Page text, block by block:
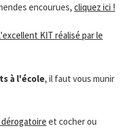
encourues, cliquez ici !
KIT réalisé par le
à l'école, il faut vous munir
et cocher ou